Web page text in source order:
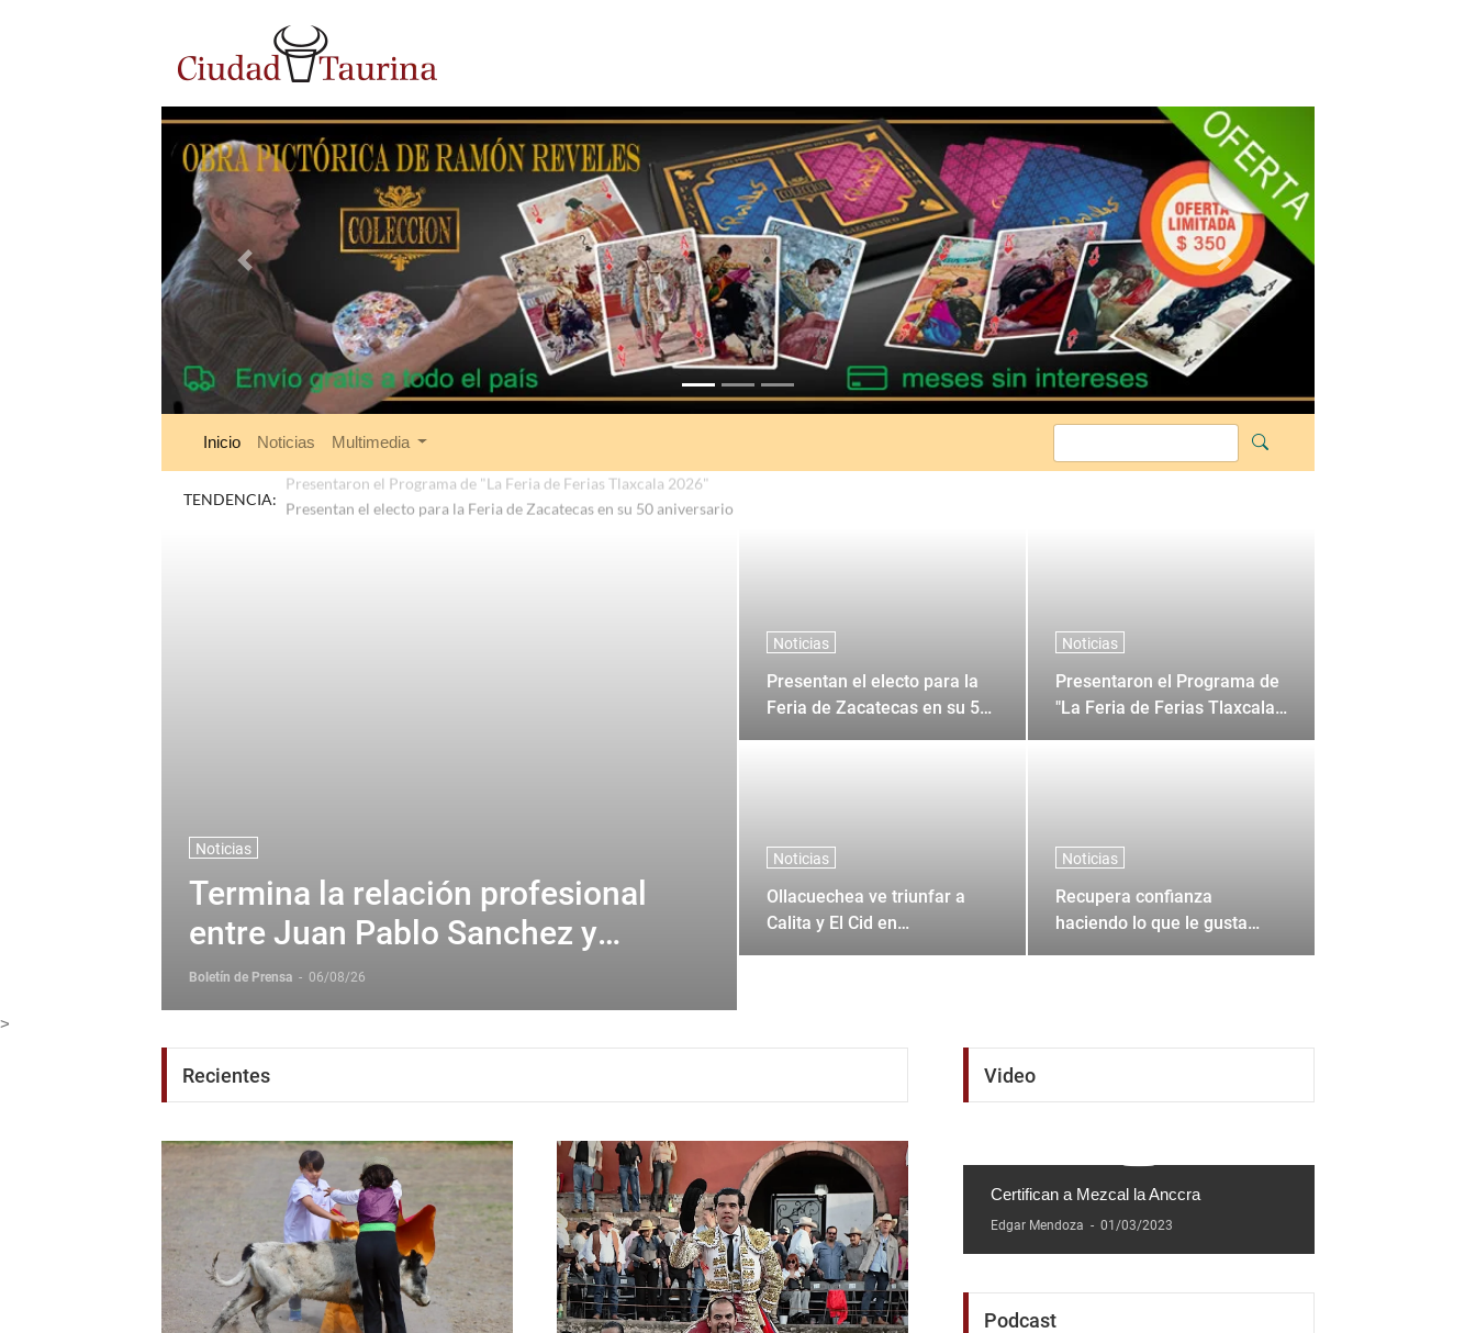
Anterior Siguiente
Inicio Noticias Multimedia
TENDENCIA: Presentaron el Programa de "La Feria de Ferias Tlaxcala 2026"
Noticias
Termina la relación profesional
entre Juan Pablo Sanchez y
Corona + Corona
Boletín de Prensa - 06/08/26
Noticias
Presentan el electo para la
Feria de Zacatecas en su 50
Noticias
Presentaron el Programa de
"La Feria de Ferias Tlaxcala
Noticias
Ollacuechea ve triunfar a
Calita y El Cid en
Noticias
Recupera confianza
haciendo lo que le gusta
>
Recientes Video
Certifican a Mezcal la Anccra
Edgar Mendoza - 01/03/2023
Podcast